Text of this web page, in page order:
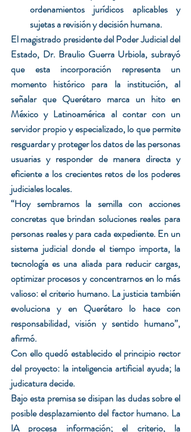
ordenamientos jurídicos aplicables y
sujetas a revisión y decisión humana.
El magistrado presidente del Poder Judicial del
Estado, Dr. Braulio Guerra Urbiola, subrayó
que esta incorporación representa un
momento histórico para la institución, al
señalar que Querétaro marca un hito en
México y Latinoamérica al contar con un
servidor propio y especializado, lo que permite
resguardar y proteger los datos de las personas
usuarias y responder de manera directa y
eficiente a los crecientes retos de los poderes
judiciales locales.
“Hoy sembramos la semilla con acciones
concretas que brindan soluciones reales para
personas reales y para cada expediente. En un
sistema judicial donde el tiempo importa, la
tecnología es una aliada para reducir cargas,
optimizar procesos y concentrarnos en lo más
valioso: el criterio humano. La justicia también
evoluciona y en Querétaro lo hace con
responsabilidad, visión y sentido humano”,
afirmó.
Con ello quedó establecido el principio rector
del proyecto: la inteligencia artificial ayuda; la
judicatura decide.
Bajo esta premisa se disipan las dudas sobre el
posible desplazamiento del factor humano. La
IA procesa información; el criterio, la